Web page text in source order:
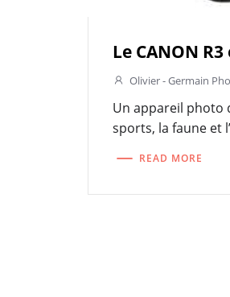
Le CANON
Olivier - Germain
Un appareil photo
sports, la faune et
READ MORE